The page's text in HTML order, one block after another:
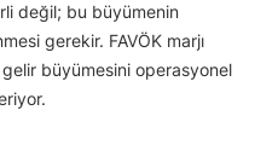
değil; bu büyümenin
gerekir. FAVÖK marjı
büyümesini operasyonel